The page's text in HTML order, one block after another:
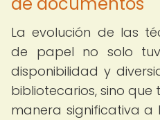
La evolución de las
de papel no solo
disponibilidad y
bibliotecarios, sino
manera significativa a